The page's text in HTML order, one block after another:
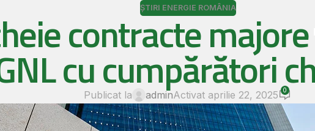
ȘTIRI ENERGIE ROMÂNIA
contracte
cu cumpărători
Publicat la adminActivat aprilie 22, 2025 0